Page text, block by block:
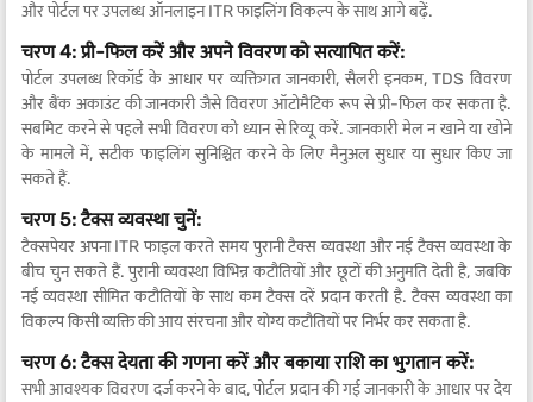
और पोर्टल पर उपलब्ध ऑनलाइन ITR फाइलिंग विकल्प के साथ आगे बढ़ें.
चरण 4: प्री-फिल करें और अपने विवरण को सत्यापित करें:
पोर्टल उपलब्ध रिकॉर्ड के आधार पर व्यक्तिगत जानकारी, सैलरी इनकम, TDS विवरण
और बैंक अकाउंट की जानकारी जैसे विवरण ऑटोमैटिक रूप से प्री-फिल कर सकता है.
सबमिट करने से पहले सभी विवरण को ध्यान से रिव्यू करें. जानकारी मेल न खाने या खोने
के मामले में, सटीक फाइलिंग सुनिश्चित करने के लिए मैनुअल सुधार या सुधार किए जा
सकते हैं.
चरण 5: टैक्स व्यवस्था चुनें:
टैक्सपेयर अपना ITR फाइल करते समय पुरानी टैक्स व्यवस्था और नई टैक्स व्यवस्था के
बीच चुन सकते हैं. पुरानी व्यवस्था विभिन्न कटौतियों और छूटों की अनुमति देती है, जबकि
नई व्यवस्था सीमित कटौतियों के साथ कम टैक्स दरें प्रदान करती है. टैक्स व्यवस्था का
विकल्प किसी व्यक्ति की आय संरचना और योग्य कटौतियों पर निर्भर कर सकता है.
चरण 6: टैक्स देयता की गणना करें और बकाया राशि का भुगतान करें:
सभी आवश्यक विवरण दर्ज करने के बाद, पोर्टल प्रदान की गई जानकारी के आधार पर देय